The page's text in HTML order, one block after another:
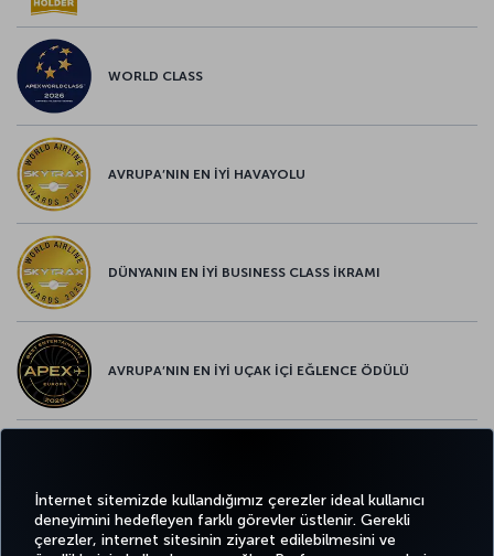
İnternet sitemizde kullandığımız çerezler ideal kullanıcı
deneyimini hedefleyen farklı görevler üstlenir. Gerekli
çerezler, internet sitesinin ziyaret edilebilmesini ve
WORLD CLASS
AVRUPA’NIN EN İYİ HAVAYOLU
DÜNYANIN EN İYİ BUSINESS CLASS İKRAMI
AVRUPA’NIN EN İYİ UÇAK İÇİ EĞLENCE ÖDÜLÜ